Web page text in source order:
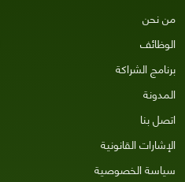
من نحن
الوظائف
برنامج الشراكة
المدونة
اتصل بنا
الإشارات القانونية
سياسة الخصوصية